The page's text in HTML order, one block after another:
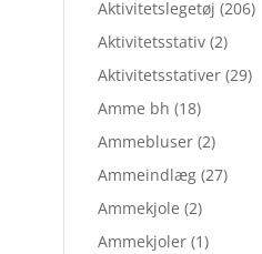
Aktivitetslegetøj (206)
Aktivitetsstativ (2)
Aktivitetsstativer (29)
Amme bh (18)
Ammebluser (2)
Ammeindlæg (27)
Ammekjole (2)
Ammekjoler (1)